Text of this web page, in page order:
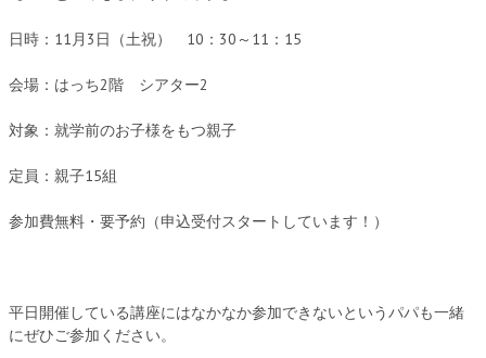
日時：11月3日（土祝） 10：30～11：15
会場：はっち2階 シアター2
対象：就学前のお子様をもつ親子
定員：親子15組
参加費無料・要予約（申込受付スタートしています！）
平日開催している講座にはなかなか参加できないというパパも一緒
にぜひご参加ください。